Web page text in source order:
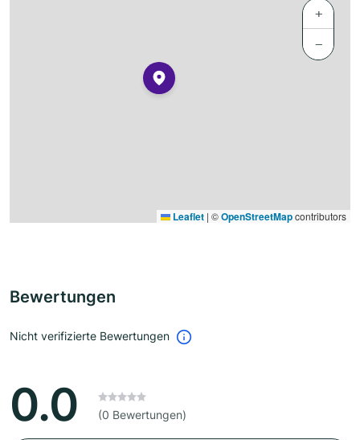
+
−
Leaflet | ©OpenStreetMapcontributors
Bewertungen
Nicht verifizierte Bewertungen
0.0 (0 Bewertungen)